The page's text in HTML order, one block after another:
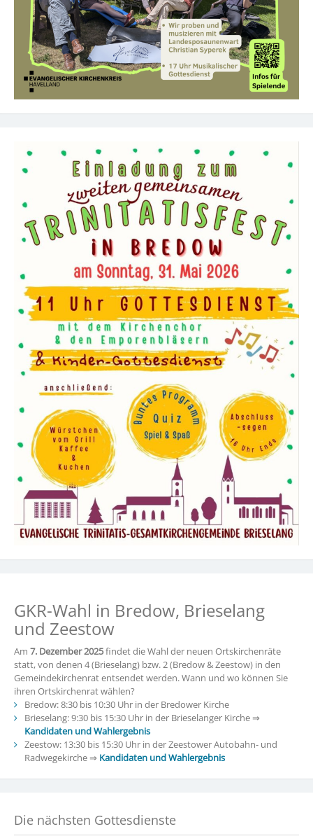
GKR-Wahl in Bredow, Brieselang
und Zeestow
Am 7. Dezember 2025findet die Wahl der neuen Ortskirchenräte
statt, von denen 4 (Brieselang) bzw. 2 (Bredow & Zeestow) in den
Gemeindekirchenrat entsendet werden. Wann und wo können Sie
ihren Ortskirchenrat wählen?
Bredow: 8:30 bis 10:30 Uhr in der Bredower Kirche
Brieselang: 9:30 bis 15:30 Uhr in der Brieselanger Kirche ⇒
Kandidaten und Wahlergebnis
Zeestow: 13:30 bis 15:30 Uhr in der Zeestower Autobahn- und
Radwegekirche ⇒ Kandidaten und Wahlergebnis
Die nächsten Gottesdienste